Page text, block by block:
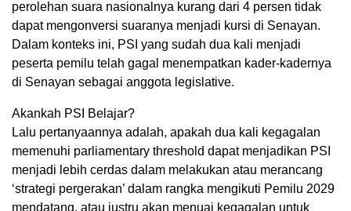
perolehan suara nasionalnya kurang dari 4 persen tidak
dapat mengonversi suaranya menjadi kursi di Senayan.
Dalam konteks ini, PSI yang sudah dua kali menjadi
peserta pemilu telah gagal menempatkan kader-kadernya
di Senayan sebagai anggota legislative.
Akankah PSI Belajar?
Lalu pertanyaannya adalah, apakah dua kali kegagalan
memenuhi parliamentary threshold dapat menjadikan PSI
menjadi lebih cerdas dalam melakukan atau merancang
‘strategi pergerakan’ dalam rangka mengikuti Pemilu 2029
mendatang, atau justru akan menuai kegagalan untuk